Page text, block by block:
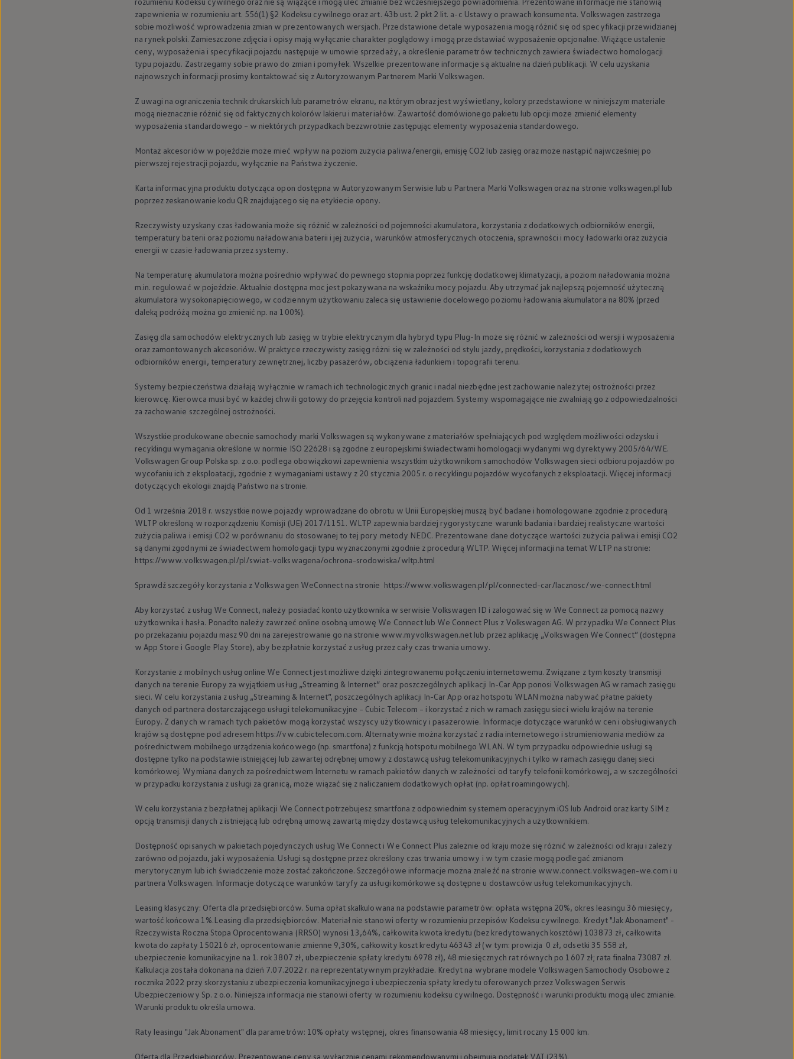
Elektroniczna Instrukcja Obsługi
Informacje dla klientów
Informator o pojeździe
Lampki ostrzegawcze i sygnalizacyjne
Starsze modele i generacje – archiwum oraz dane techniczne
Wszystkie usługi
Dla przyszłych użytkowników Volkswagena
Sezonowe usługi serwisowe
Korzyści autoryzowanego serwisowania
Informacje dla warsztatów
Volkswagen Magazine
Samochody hybrydowe
Elektromobilność
Nowy samochód krok po kroku – poradnik zakupu i finansowania
Samochody ekonomiczne i ekologiczne
Technologie i bezpieczeństwo
Odwiedź Volkswagen Home
Warto wybrać Volkswagena
Podcast Elektrycznie Tematyczni
Twój wybór:
zapewnienia w rozumieniu art. 556(1) §2 Kodeksu cywilnego oraz art. 43b ust. 2 pkt 2 lit. a-c Ustawy o prawach konsumenta. Volkswagen zastrzega
sobie możliwość wprowadzenia zmian w prezentowanych wersjach. Przedstawione detale wyposażenia mogą różnić się od specyfikacji przewidzianej
na rynek polski. Zamieszczone zdjęcia i opisy mają wyłącznie charakter poglądowy i mogą przedstawiać wyposażenie opcjonalne. Wiążące ustalenie
ceny, wyposażenia i specyfikacji pojazdu następuje w umowie sprzedaży, a określenie parametrów technicznych zawiera świadectwo homologacji
typu pojazdu. Zastrzegamy sobie prawo do zmian i pomyłek. Wszelkie prezentowane informacje są aktualne na dzień publikacji. W celu uzyskania
najnowszych informacji prosimy kontaktować się z Autoryzowanym Partnerem Marki Volkswagen.
Z uwagi na ograniczenia technik drukarskich lub parametrów ekranu, na którym obraz jest wyświetlany, kolory przedstawione w niniejszym materiale
mogą nieznacznie różnić się od faktycznych kolorów lakieru i materiałów. Zawartość domówionego pakietu lub opcji może zmienić elementy
wyposażenia standardowego – w niektórych przypadkach bezzwrotnie zastępując elementy wyposażenia standardowego.
Montaż akcesoriów w pojeździe może mieć wpływ na poziom zużycia paliwa/energii, emisję CO2 lub zasięg oraz może nastąpić najwcześniej po
pierwszej rejestracji pojazdu, wyłącznie na Państwa życzenie.
Karta informacyjna produktu dotycząca opon dostępna w Autoryzowanym Serwisie lub u Partnera Marki Volkswagen oraz na stronie volkswagen.pl lub
poprzez zeskanowanie kodu QR znajdującego się na etykiecie opony.
Rzeczywisty uzyskany czas ładowania może się różnić w zależności od pojemności akumulatora, korzystania z dodatkowych odbiorników energii,
temperatury baterii oraz poziomu naładowania baterii i jej zużycia, warunków atmosferycznych otoczenia, sprawności i mocy ładowarki oraz zużycia
energii w czasie ładowania przez systemy.
Na temperaturę akumulatora można pośrednio wpływać do pewnego stopnia poprzez funkcję dodatkowej klimatyzacji, a poziom naładowania można
m.in. regulować w pojeździe. Aktualnie dostępna moc jest pokazywana na wskaźniku mocy pojazdu. Aby utrzymać jak najlepszą pojemność użyteczną
akumulatora wysokonapięciowego, w codziennym użytkowaniu zaleca się ustawienie docelowego poziomu ładowania akumulatora na 80% (przed
daleką podróżą można go zmienić np. na 100%).
Zasięg dla samochodów elektrycznych lub zasięg w trybie elektrycznym dla hybryd typu Plug-In może się różnić w zależności od wersji i wyposażenia
oraz zamontowanych akcesoriów. W praktyce rzeczywisty zasięg różni się w zależności od stylu jazdy, prędkości, korzystania z dodatkowych
odbiorników energii, temperatury zewnętrznej, liczby pasażerów, obciążenia ładunkiem i topografii terenu.
Systemy bezpieczeństwa działają wyłącznie w ramach ich technologicznych granic i nadal niezbędne jest zachowanie należytej ostrożności przez
kierowcę. Kierowca musi być w każdej chwili gotowy do przejęcia kontroli nad pojazdem. Systemy wspomagające nie zwalniają go z odpowiedzialności
za zachowanie szczególnej ostrożności.
Wszystkie produkowane obecnie samochody marki Volkswagen są wykonywane z materiałów spełniających pod względem możliwości odzysku i
recyklingu wymagania określone w normie ISO 22628 i są zgodne z europejskimi świadectwami homologacji wydanymi wg dyrektywy 2005/64/WE.
Volkswagen Group Polska sp. z o.o. podlega obowiązkowi zapewnienia wszystkim użytkownikom samochodów Volkswagen sieci odbioru pojazdów po
wycofaniu ich z eksploatacji, zgodnie z wymaganiami ustawy z 20 stycznia 2005 r. o recyklingu pojazdów wycofanych z eksploatacji. Więcej informacji
dotyczących ekologii znajdą Państwo na stronie.
Od 1 września 2018 r. wszystkie nowe pojazdy wprowadzane do obrotu w Unii Europejskiej muszą być badane i homologowane zgodnie z procedurą
WLTP określoną w rozporządzeniu Komisji (UE) 2017/1151. WLTP zapewnia bardziej rygorystyczne warunki badania i bardziej realistyczne wartości
zużycia paliwa i emisji CO2 w porównaniu do stosowanej to tej pory metody NEDC. Prezentowane dane dotyczące wartości zużycia paliwa i emisji CO2
są danymi zgodnymi ze świadectwem homologacji typu wyznaczonymi zgodnie z procedurą WLTP. Więcej informacji na temat WLTP na stronie:
https://www.volkswagen.pl/pl/swiat-volkswagena/ochrona-srodowiska/wltp.html
Sprawdź szczegóły korzystania z Volkswagen WeConnect na stronie https://www.volkswagen.pl/pl/connected-car/lacznosc/we-connect.html
Aby korzystać z usług We Connect, należy posiadać konto użytkownika w serwisie Volkswagen ID i zalogować się w We Connect za pomocą nazwy
użytkownika i hasła. Ponadto należy zawrzeć online osobną umowę We Connect lub We Connect Plus z Volkswagen AG. W przypadku We Connect Plus
po przekazaniu pojazdu masz 90 dni na zarejestrowanie go na stronie www.myvolkswagen.net lub przez aplikację „Volkswagen We Connect” (dostępna
w App Store i Google Play Store), aby bezpłatnie korzystać z usług przez cały czas trwania umowy.
Korzystanie z mobilnych usług online We Connect jest możliwe dzięki zintegrowanemu połączeniu internetowemu. Związane z tym koszty transmisji
danych na terenie Europy za wyjątkiem usług „Streaming & Internet” oraz poszczególnych aplikacji In-Car App ponosi Volkswagen AG w ramach zasięgu
sieci. W celu korzystania z usług „Streaming & Internet”, poszczególnych aplikacji In-Car App oraz hotspotu WLAN można nabywać płatne pakiety
danych od partnera dostarczającego usługi telekomunikacyjne – Cubic Telecom – i korzystać z nich w ramach zasięgu sieci wielu krajów na terenie
Europy. Z danych w ramach tych pakietów mogą korzystać wszyscy użytkownicy i pasażerowie. Informacje dotyczące warunków cen i obsługiwanych
krajów są dostępne pod adresem https://vw.cubictelecom.com. Alternatywnie można korzystać z radia internetowego i strumieniowania mediów za
pośrednictwem mobilnego urządzenia końcowego (np. smartfona) z funkcją hotspotu mobilnego WLAN. W tym przypadku odpowiednie usługi są
dostępne tylko na podstawie istniejącej lub zawartej odrębnej umowy z dostawcą usług telekomunikacyjnych i tylko w ramach zasięgu danej sieci
komórkowej. Wymiana danych za pośrednictwem Internetu w ramach pakietów danych w zależności od taryfy telefonii komórkowej, a w szczególności
w przypadku korzystania z usługi za granicą, może wiązać się z naliczaniem dodatkowych opłat (np. opłat roamingowych).
W celu korzystania z bezpłatnej aplikacji We Connect potrzebujesz smartfona z odpowiednim systemem operacyjnym iOS lub Android oraz karty SIM z
opcją transmisji danych z istniejącą lub odrębną umową zawartą między dostawcą usług telekomunikacyjnych a użytkownikiem.
Dostępność opisanych w pakietach pojedynczych usług We Connect i We Connect Plus zależnie od kraju może się różnić w zależności od kraju i zależy
zarówno od pojazdu, jak i wyposażenia. Usługi są dostępne przez określony czas trwania umowy i w tym czasie mogą podlegać zmianom
merytorycznym lub ich świadczenie może zostać zakończone. Szczegółowe informacje można znaleźć na stronie www.connect.volkswagen-we.com i u
partnera Volkswagen. Informacje dotyczące warunków taryfy za usługi komórkowe są dostępne u dostawców usług telekomunikacyjnych.
Leasing klasyczny: Oferta dla przedsiębiorców. Suma opłat skalkulowana na podstawie parametrów: opłata wstępna 20%, okres leasingu 36 miesięcy,
wartość końcowa 1%.Leasing dla przedsiębiorców. Materiał nie stanowi oferty w rozumieniu przepisów Kodeksu cywilnego. Kredyt "Jak Abonament" -
Rzeczywista Roczna Stopa Oprocentowania (RRSO) wynosi 13,64%, całkowita kwota kredytu (bez kredytowanych kosztów) 103873 zł, całkowita
kwota do zapłaty 150216 zł, oprocentowanie zmienne 9,30%, całkowity koszt kredytu 46343 zł (w tym: prowizja 0 zł, odsetki 35 558 zł,
ubezpieczenie komunikacyjne na 1. rok 3807 zł, ubezpieczenie spłaty kredytu 6978 zł), 48 miesięcznych rat równych po 1607 zł; rata finalna 73087 zł.
Kalkulacja została dokonana na dzień 7.07.2022 r. na reprezentatywnym przykładzie. Kredyt na wybrane modele Volkswagen Samochody Osobowe z
rocznika 2022 przy skorzystaniu z ubezpieczenia komunikacyjnego i ubezpieczenia spłaty kredytu oferowanych przez Volkswagen Serwis
Ubezpieczeniowy Sp. z o.o. Niniejsza informacja nie stanowi oferty w rozumieniu kodeksu cywilnego. Dostępność i warunki produktu mogą ulec zmianie.
Warunki produktu określa umowa.
Raty leasingu "Jak Abonament" dla parametrów: 10% opłaty wstępnej, okres finansowania 48 miesięcy, limit roczny 15 000 km.
Oferta dla Przedsiębiorców. Prezentowane ceny są wyłącznie cenami rekomendowanymi i obejmują podatek VAT (23%).